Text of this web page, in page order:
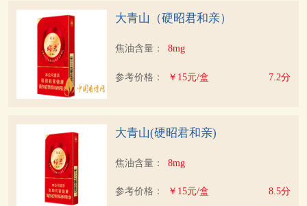
大青山（硬昭君和亲）
焦油含量： 8mg
参考价格： ￥15元/盒 7.2分
大青山(硬昭君和亲)
焦油含量： 8mg
参考价格： ￥15元/盒 8.5分